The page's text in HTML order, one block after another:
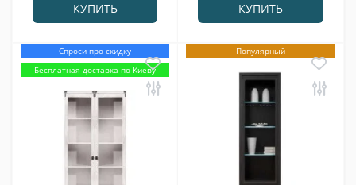
КУПИТЬ КУПИТЬ
Спроси про скидку
Бесплатная доставка по Киеву
Популярный